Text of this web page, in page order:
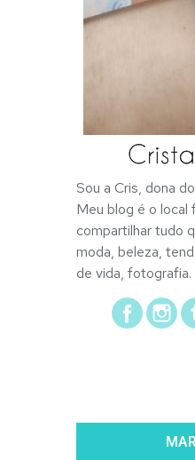
Sou a Cris, dona
Meu blog é o local
compartilhar tudo
moda, beleza,
de vida, fotografia.